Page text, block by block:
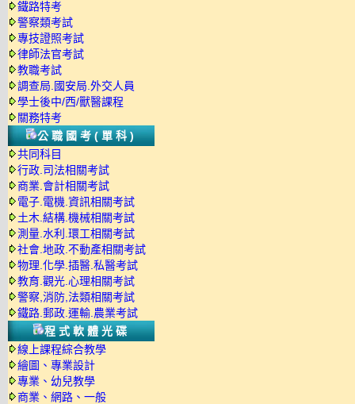
鐵路特考
警察類考試
專技證照考試
律師法官考試
教職考試
調查局.國安局.外交人員
學士後中/西/獸醫課程
關務特考
公職國考(單科)
共同科目
行政.司法相關考試
商業.會計相關考試
電子.電機.資訊相關考試
土木.結構.機械相關考試
測量.水利.環工相關考試
社會.地政.不動產相關考試
物理.化學.插醫.私醫考試
教育.觀光.心理相關考試
警察,消防,法類相關考試
鐵路.郵政.運輸.農業考試
程式軟體光碟
線上課程綜合教學
繪圖、專業設計
專業、幼兒教學
商業、網路、一般